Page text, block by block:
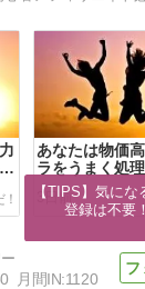
あなたは物価
ラをうまく処
か？理想の大
ラをきれいに
方法とは？
3日前
月間IN:1120
【TIPS】気にな
登録は不要